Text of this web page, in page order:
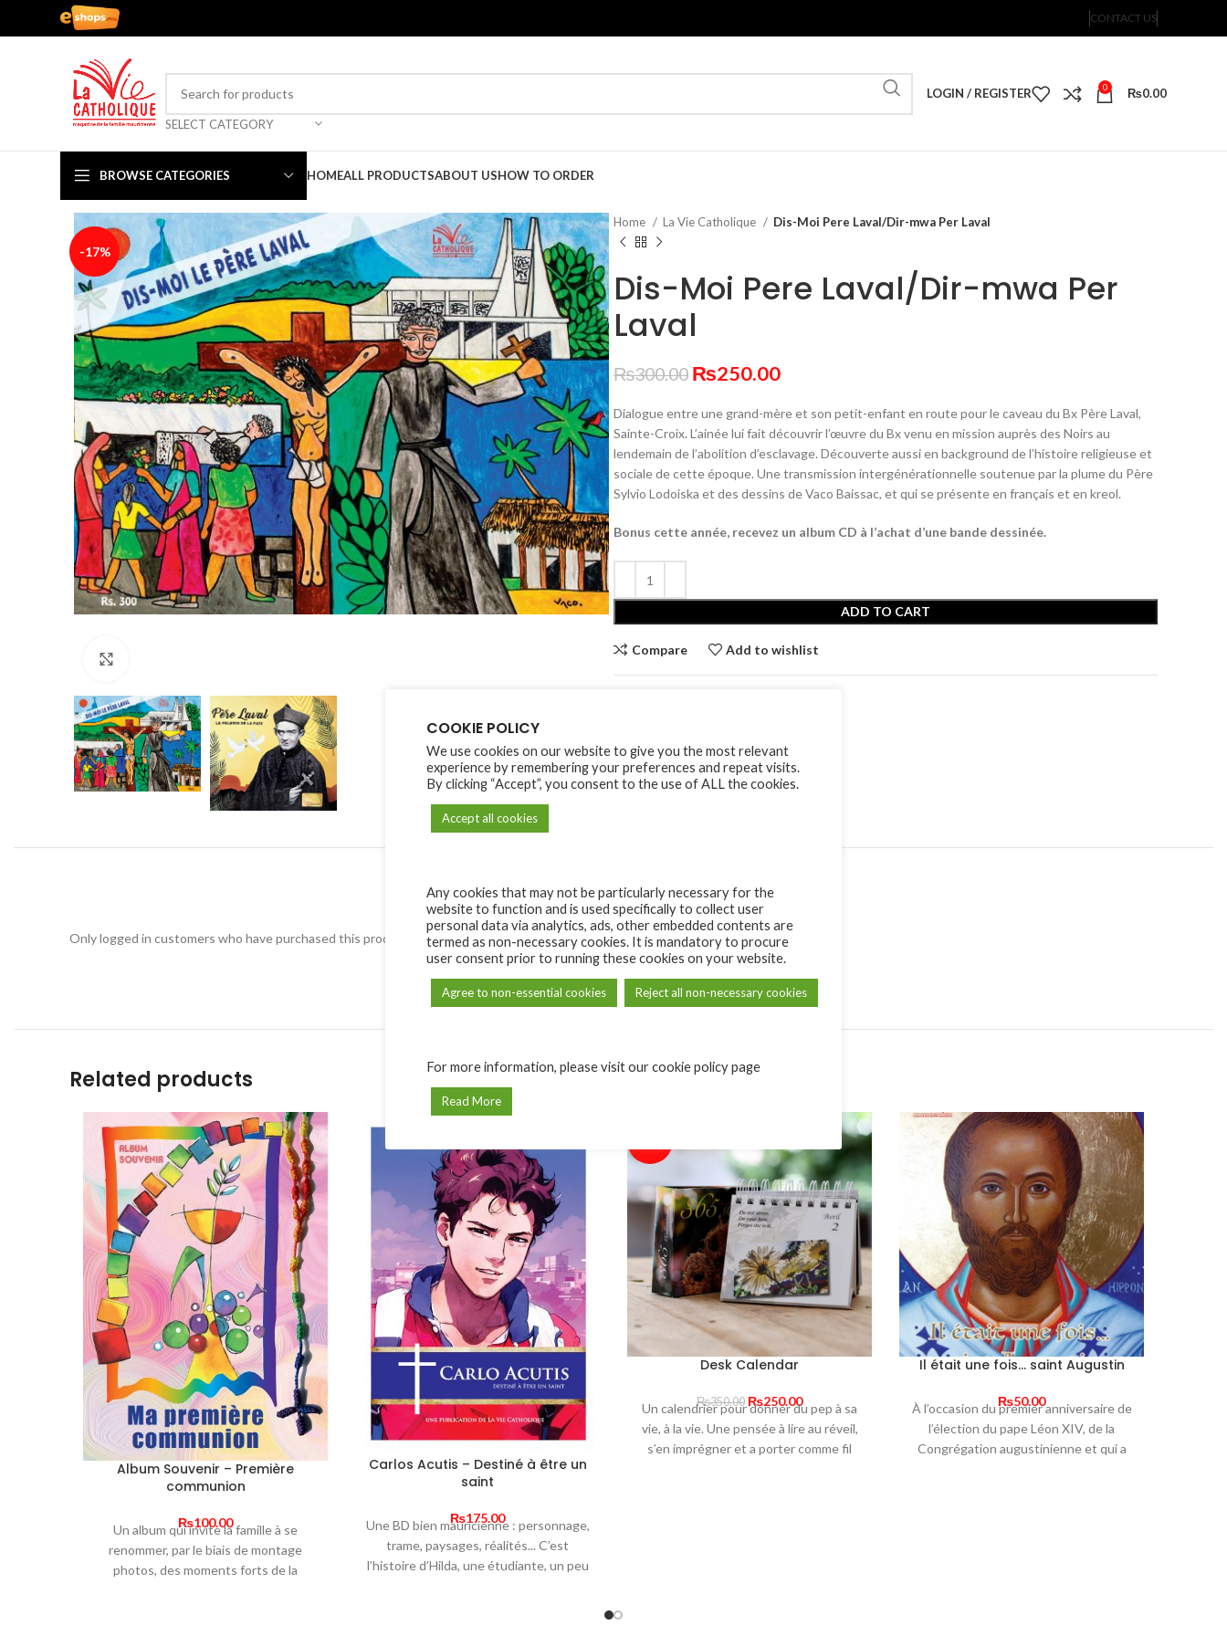
CONTACT US
SELECT CATEGORY
LOGIN / REGISTER 0 ₨0.00
BROWSE CATEGORIES HOMEALL PRODUCTSABOUT USHOW TO ORDER
-17%
Home La Vie Catholique Dis-Moi Pere Laval/Dir-mwa Per Laval
Dis-Moi Pere Laval/Dir-mwa Per
Laval
₨300.00 Original
was:
₨300.00.
₨250.00Current
is:
₨250.00.
Dialogue entre une grand-mère et son petit-enfant en route pour le caveau du Bx Père Laval,
Sainte-Croix. L’ainée lui fait découvrir l’œuvre du Bx venu en mission auprès des Noirs au
lendemain de l’abolition d’esclavage. Découverte aussi en background de l’histoire religieuse et
sociale de cette époque. Une transmission intergénérationnelle soutenue par la plume du Père
Sylvio Lodoiska et des dessins de Vaco Baissac, et qui se présente en français et en kreol.
Bonus cette année, recevez un album CD à l’achat d’une bande dessinée.
ADD TO CART
Compare Add to wishlist
Share:
REVIEWS (0)
Reviews
There are no reviews yet.
Only logged in customers who have purchased this product may leave a review.
Related products
Album Souvenir – Première
communion
₨100.00
Un album qui invite la famille à se
renommer, par le biais de montage
photos, des moments forts de la
Carlos Acutis – Destiné à être un
saint
₨175.00
Une BD bien mauricienne : personnage,
trame, paysages, réalités... C’est
l’histoire d’Hilda, une étudiante, un peu
Desk Calendar
₨350.00 Original
price
was:
₨350.00.
₨250.00Current
price
is:
₨250.00.
Un calendrier pour donner du pep à sa
vie, à la vie. Une pensée à lire au réveil,
s’en imprégner et a porter comme fil
Il était une fois… saint Augustin
₨50.00
À l’occasion du premier anniversairede
l’élection du pape Léon XIV, de la
Congrégation augustinienneet qui a
COOKIE POLICY
We use cookies on our website to give you the most relevant
experience by remembering your preferences and repeat visits.
By clicking “Accept”, you consent to the use of ALL the cookies.
Accept all cookies
Any cookies that may not be particularly necessary for the
website to function and is used specifically to collect user
personal data via analytics, ads, other embedded contents are
termed as non-necessary cookies. It is mandatory to procure
user consent prior to running these cookies on your website.
Agree to non-essential cookies Reject all non-necessary cookies
For more information, please visit our cookie policy page
Read More